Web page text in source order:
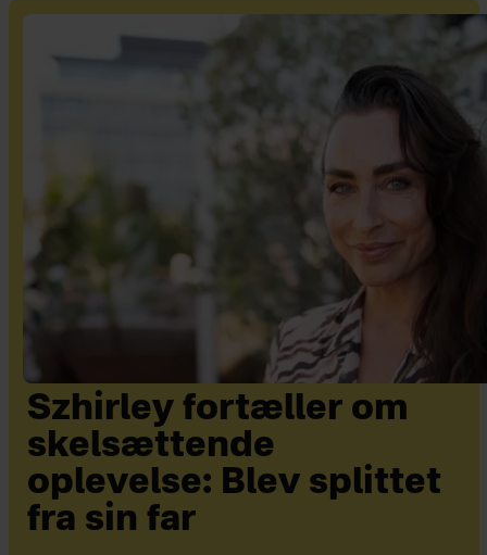
Szhirley fortæller om
skelsættende
oplevelse: Blev splittet
fra sin far